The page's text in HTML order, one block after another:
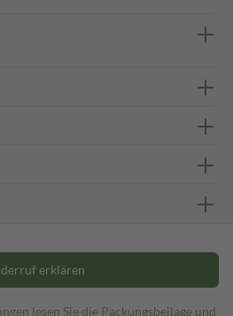
erklären
lesen Sie die Packungsbeilage und